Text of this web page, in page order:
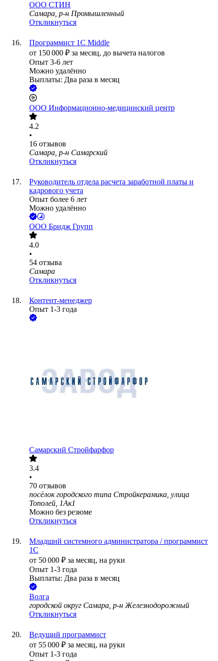
ООО СТИН
Самара, р-н Промышленный
Откликнуться
Программист 1С Middle
от 150 000 ₽ за месяц, до вычета налогов
Опыт 3-6 лет
Можно удалённо
Выплаты: Два раза в месяц
ООО Информационно-медицинский центр
4.2
•
16 отзывов
Самара, р-н Самарский
Откликнуться
Руководитель отдела расчета заработной платы и
кадрового учета
Опыт более 6 лет
Можно удалённо
ООО Бридж Групп
4.0
•
54 отзыва
Самара
Откликнуться
Контент-менеджер
Опыт 1-3 года
Самарский Стройфарфор
3.4
•
70 отзывов
посёлок городского типа Стройкерамика, улица
Тополей, 1Ак1
Можно без резюме
Откликнуться
Младший системного администратора / программист
1С
от 50 000 ₽ за месяц, на руки
Опыт 1-3 года
Выплаты: Два раза в месяц
Волга
городской округ Самара, р-н Железнодорожный
Откликнуться
Ведущий программист
от 55 000 ₽ за месяц, на руки
Опыт 1-3 года